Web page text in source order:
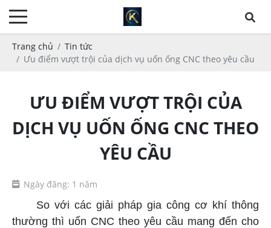
Trang chủ
Tin tức
Ưu điểm vượt trội của dịch vụ uốn ống CNC theo yêu cầu
ƯU ĐIỂM VƯỢT TRỘI CỦA
DỊCH VỤ UỐN ỐNG CNC THEO
YÊU CẦU
Ngày đăng: 1 năm
So với các giải pháp gia công cơ khí thông
thường thì uốn CNC theo yêu cầu mang đến cho